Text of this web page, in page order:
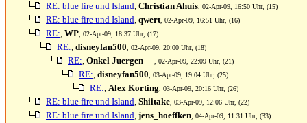
RE: blue fire und Island, Christian Ahuis , 02-Apr-09, 16:50 Uhr, (15)
RE: blue fire und Island, qwert , 02-Apr-09, 16:51 Uhr, (16)
RE:, WP , 02-Apr-09, 18:37 Uhr, (17)
RE:, disneyfan500 , 02-Apr-09, 20:00 Uhr, (18)
RE:, Onkel Juergen , 02-Apr-09, 22:09 Uhr, (21)
RE:, disneyfan500 , 03-Apr-09, 19:04 Uhr, (25)
RE:, Alex Korting , 03-Apr-09, 20:16 Uhr, (26)
RE: blue fire und Island, Shiitake , 03-Apr-09, 12:06 Uhr, (22)
RE: blue fire und Island, jens_hoeffken , 04-Apr-09, 11:31 Uhr, (33)